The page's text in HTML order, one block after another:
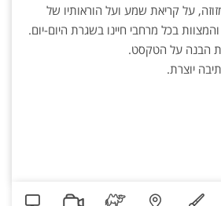
על קריאת שמע ועל הוראותיו של
בכל מרחבי חיינו בשגרת היום-יום.
הבנה על הטקסט.
יוצרת.